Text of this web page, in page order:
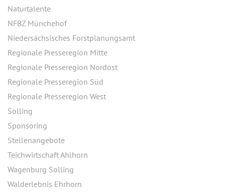
Naturtalente
NFBZ Münchehof
Niedersächsisches Forstplanungsamt
Regionale Presseregion Mitte
Regionale Presseregion Nordost
Regionale Presseregion Süd
Regionale Presseregion West
Solling
Sponsoring
Stellenangebote
Teichwirtschaft Ahlhorn
Wagenburg Solling
Walderlebnis Ehrhorn